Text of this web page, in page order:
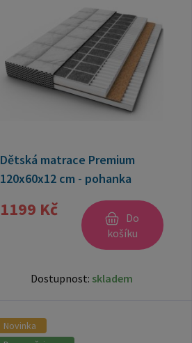
Dětská matrace Premium
120x60x12 cm - pohanka
1199 Kč
Do
košíku
Dostupnost: skladem
Novinka